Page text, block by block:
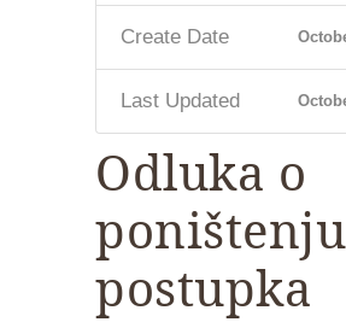
Create Date
Last Updated
Odluka o
poništenju
postupka